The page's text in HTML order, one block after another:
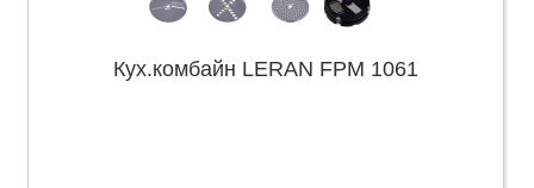
Кух.комбайн LERAN FPM 1061